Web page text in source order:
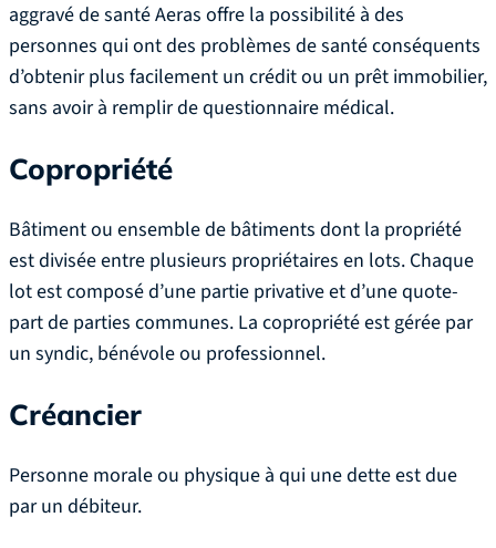
aggravé de santé Aeras offre la possibilité à des
personnes qui ont des problèmes de santé conséquents
d’obtenir plus facilement un crédit ou un prêt immobilier,
sans avoir à remplir de questionnaire médical.
Copropriété
Bâtiment ou ensemble de bâtiments dont la propriété
est divisée entre plusieurs propriétaires en lots. Chaque
lot est composé d’une partie privative et d’une quote-
part de parties communes. La copropriété est gérée par
un syndic, bénévole ou professionnel.
Créancier
Personne morale ou physique à qui une dette est due
par un débiteur.